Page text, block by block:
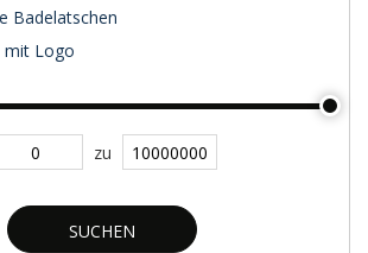
Badelatschen
mit Logo
zu
SUCHEN